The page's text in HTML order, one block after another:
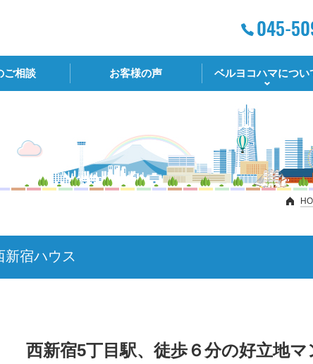
ご相談 お客様の声 ベルヨコハマについ
宿ハウス
西新宿5丁目駅、徒歩６分の好立地